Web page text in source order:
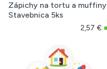
Zápichy na tortu a muffiny
Stavebnica 5ks
2,57 €